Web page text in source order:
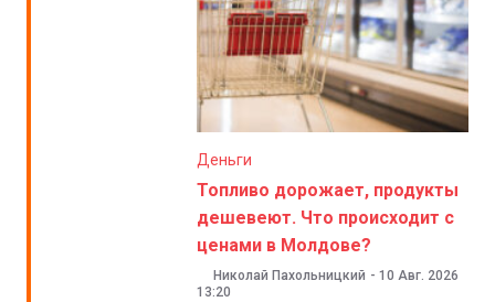
Деньги
Топливо дорожает, продукты
дешевеют. Что происходит с
ценами в Молдове?
Николай Пахольницкий - 10 Авг. 2026
13:20